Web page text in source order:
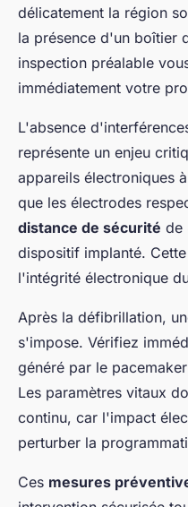
délicatement la région
la présence d'un boîtier
inspection préalable
immédiatement votre
L'absence
représente un enjeu
appareils électroniques
que les électrodes
distance de sécurité de
dispositif implanté.
l'intégrité électronique
Après la défibrillation,
s'impose. Vérifiez
généré par le
Les paramètres vitaux
continu, car l'impact
perturber la
Ces mesures